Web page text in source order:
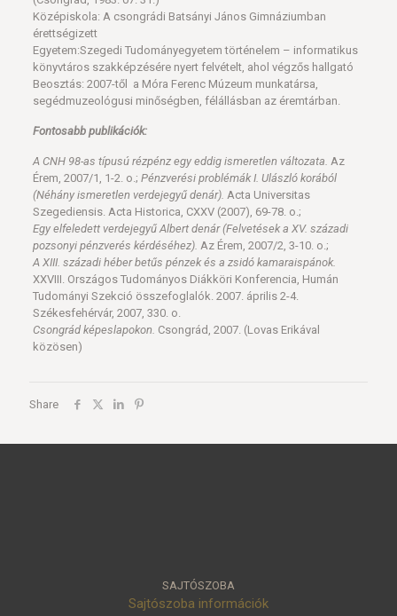
Középiskola: A csongrádi Batsányi János Gimnáziumban
érettségizett
Egyetem:Szegedi Tudományegyetem történelem – informatikus
könyvtáros szakképzésére nyert felvételt, ahol végzős hallgató
Beosztás: 2007-től a Móra Ferenc Múzeum munkatársa,
segédmuzeológusi minőségben, félállásban az éremtárban.
Fontosabb publikációk:
A CNH 98-as típusú rézpénz egy eddig ismeretlen változata. Az
Érem, 2007/1, 1-2. o.; Pénzverési problémák I. Ulászló korából
(Néhány ismeretlen verdejegyű denár). Acta Universitas
Szegediensis. Acta Historica, CXXV (2007), 69-78. o.;
Egy elfeledett verdejegyű Albert denár (Felvetések a XV. századi
pozsonyi pénzverés kérdéséhez). Az Érem, 2007/2, 3-10. o.;
A XIII. századi héber betűs pénzek és a zsidó kamaraispánok.
XXVIII. Országos Tudományos Diákköri Konferencia, Humán
Tudományi Szekció összefoglalók. 2007. április 2-4.
Székesfehérvár, 2007, 330. o.
Csongrád képeslapokon. Csongrád, 2007. (Lovas Erikával
közösen)
Share
SAJTÓSZOBA
Sajtószoba információk